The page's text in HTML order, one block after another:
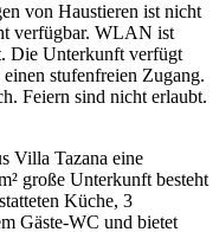
von Haustieren ist nicht
verfügbar. WLAN ist
Die Unterkunft verfügt
stufenfreien Zugang.
Feiern sind nicht erlaubt.
Villa Tazana eine
große Unterkunft besteht
Küche, 3
Gäste-WC und bietet